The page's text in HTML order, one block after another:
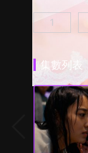
追蹤者遊
1
集數列表